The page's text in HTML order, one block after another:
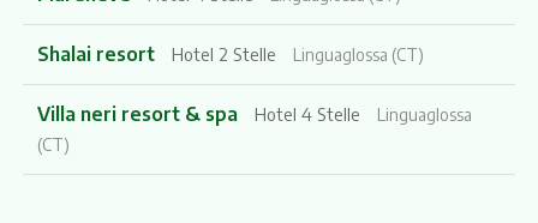
Shalai resort Hotel 2 Stelle Linguaglossa (CT)
Villa neri resort & spa Hotel 4 Stelle
Linguaglossa
(CT)